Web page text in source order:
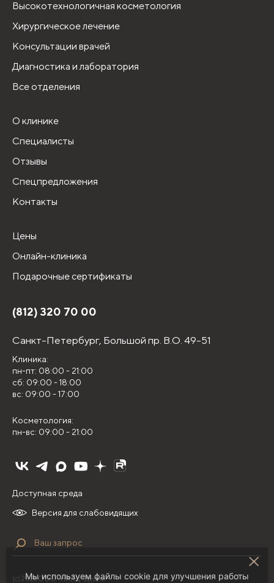
Высокотехнологичная косметология
Хирургическое лечение
Консультации врачей
Диагностика и лаборатория
Все отделения
О клинике
Специалисты
Отзывы
Спецпредложения
Контакты
Цены
Онлайн-клиника
Подарочные сертификаты
(812) 320 70 00
Санкт-Петербург, Большой пр. В.О. 49-51
Клиника:
пн-пт: 08:00 - 21:00
сб: 09:00 - 18:00
вс: 09:00 - 17:00
Косметология:
пн-вс: 09:00 - 21:00
Версия для слабовидящих
Доступная среда
(с) 2026 ООО "НИЛЦ "Деома"
Мы используем файлы cookie для улучшения работы